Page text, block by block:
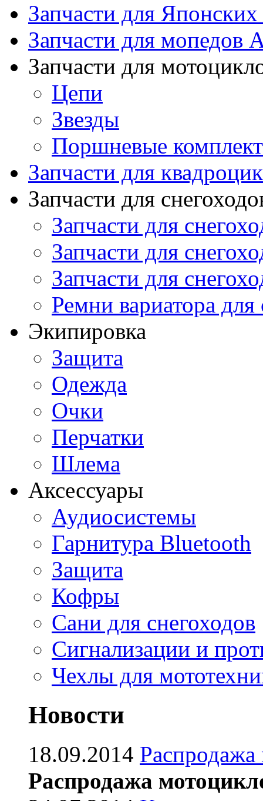
Запчасти для Японских
Запчасти для мопедов
Запчасти для
Цепи
Звезды
Поршневые
Запчасти для
Запчасти для
Запчасти для
Запчасти для
Запчасти для
Ремни вариатора для
Экипировка
Защита
Одежда
Очки
Перчатки
Шлема
Аксессуары
Аудиосистемы
Гарнитура Bluetooth
Защита
Кофры
Сани для снегоходов
Сигнализации и
Чехлы для
Новости
18.09.2014
Распродажа